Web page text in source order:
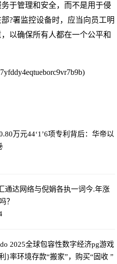
于管理和安全，而不是用于侵
?署监控设备时，应当向员工明
以确保所有人都在一个公平和
万元44‘1’6项专利背后：华帝以
通达网络与倪娟各执一词今.年涨
？
2025全球包容性数字经济pg游戏
}率环境存款“搬家”，购买“固收 ”